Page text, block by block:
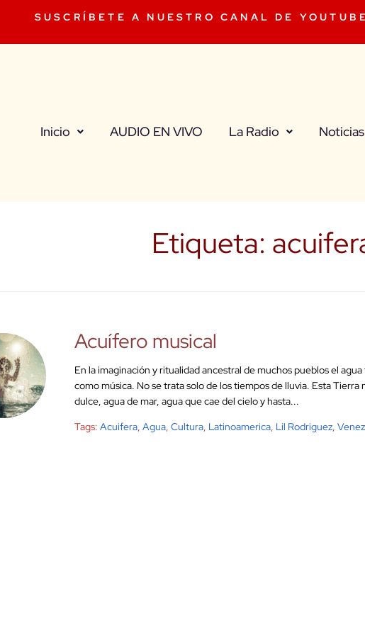
SUSCRÍBETE A NUESTRO CANAL DE YOUTUBE
Inicio AUDIO EN VIVO La Radio Noticias
Etiqueta:
Acuífero musical
En la imaginación y ritualidad ancestral de muchos pueblos el
como música. No se trata solo de los tiempos de lluvia. Esta
dulce, agua de mar, agua que cae del cielo y hasta...
Tags: Acuifera, Agua, Cultura, Latinoamerica, Lil Rodriguez,